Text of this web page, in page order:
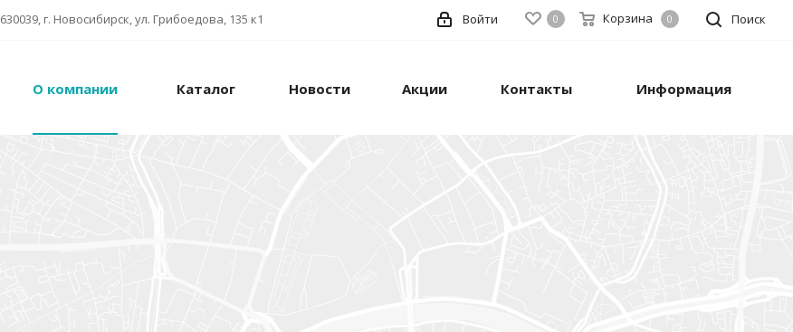
630039, г. Новосибирск, ул. Грибоедова, 135 к1 Поиск
0 Корзина 0
Войти
О компании Каталог Новости Акции Контакты Информация